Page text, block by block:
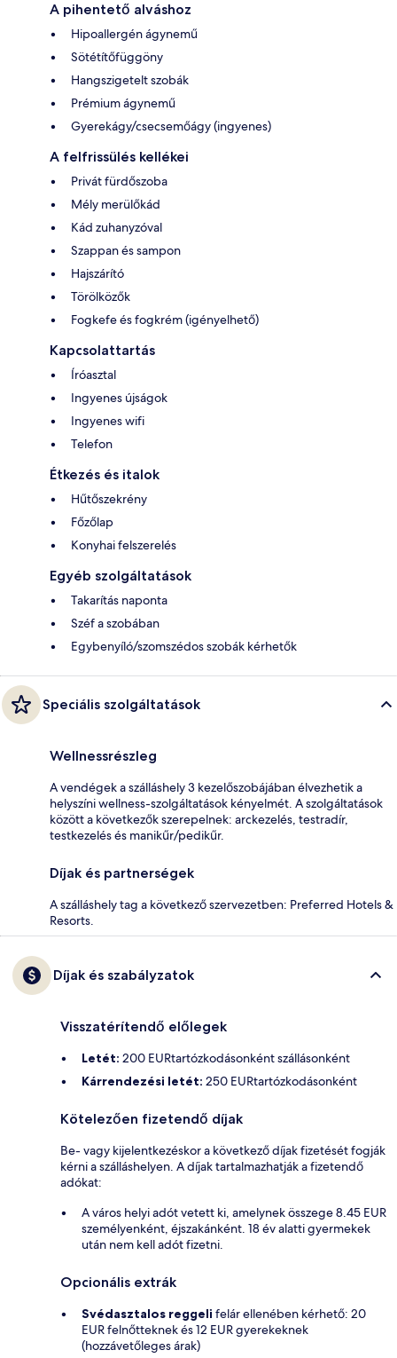
A pihentető alváshoz
Hipoallergén ágynemű
Sötétítőfüggöny
Hangszigetelt szobák
Prémium ágynemű
Gyerekágy/csecsemőágy (ingyenes)
A felfrissülés kellékei
Privát fürdőszoba
Mély merülőkád
Kád zuhanyzóval
Szappan és sampon
Hajszárító
Törölközők
Fogkefe és fogkrém (igényelhető)
Kapcsolattartás
Íróasztal
Ingyenes újságok
Ingyenes wifi
Telefon
Étkezés és italok
Hűtőszekrény
Főzőlap
Konyhai felszerelés
Egyéb szolgáltatások
Takarítás naponta
Széf a szobában
Egybenyíló/szomszédos szobák kérhetők
Speciális szolgáltatások
Wellnessrészleg
A vendégek a szálláshely 3 kezelőszobájában élvezhetik a
helyszíni wellness-szolgáltatások kényelmét. A szolgáltatások
között a következők szerepelnek: arckezelés, testradír,
testkezelés és manikűr/pedikűr.
Díjak és partnerségek
A szálláshely tag a következő szervezetben: Preferred Hotels &
Resorts.
Díjak és szabályzatok
Visszatérítendő előlegek
Letét: 200 EURtartózkodásonként szállásonként
Kárrendezési letét: 250 EURtartózkodásonként
Kötelezően fizetendő díjak
Be- vagy kijelentkezéskor a következő díjak fizetését fogják
kérni a szálláshelyen. A díjak tartalmazhatják a fizetendő
adókat:
A város helyi adót vetett ki, amelynek összege 8.45 EUR
személyenként, éjszakánként. 18 év alatti gyermekek
után nem kell adót fizetni.
Opcionális extrák
Svédasztalos reggeli felár ellenében kérhető: 20
EUR felnőtteknek és 12 EUR gyerekeknek
(hozzávetőleges árak)